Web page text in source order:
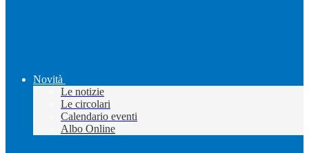
Novità
Le notizie
Le circolari
Calendario eventi
Albo Online